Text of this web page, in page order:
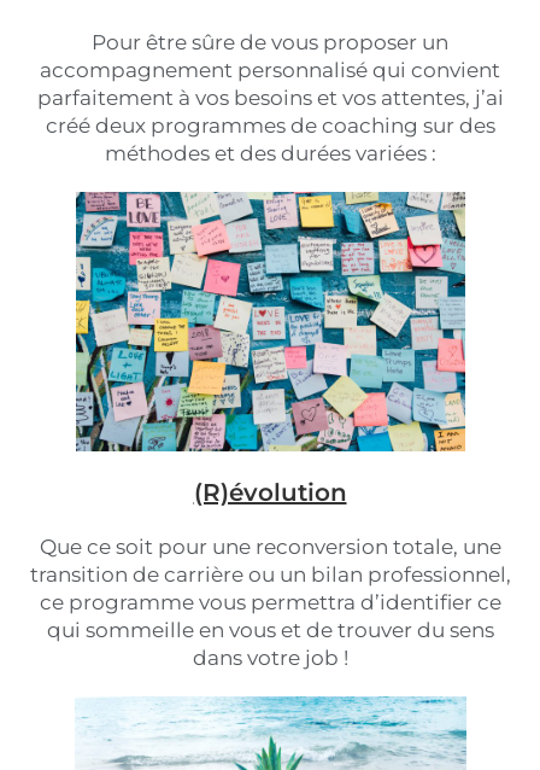
Pour être sûre de vous proposer un
accompagnement personnalisé qui convient
parfaitement à vos besoins et vos attentes, j’ai
créé deux programmes de coaching sur des
méthodes et des durées variées :
(R)évolution
Que ce soit pour une reconversion totale, une
transition de carrière ou un bilan professionnel,
ce programme vous permettra d’identifier ce
qui sommeille en vous et de trouver du sens
dans votre job !